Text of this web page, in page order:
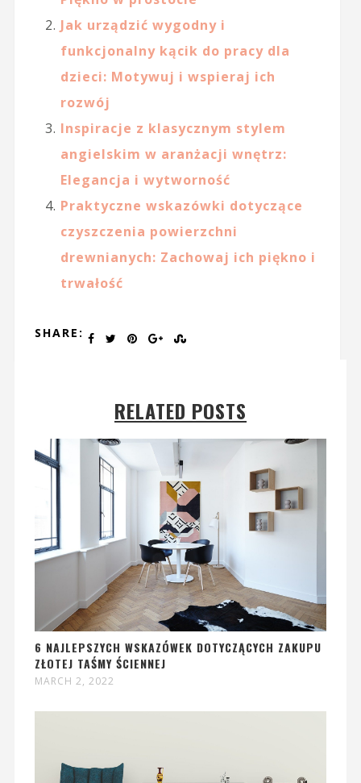
Jak urządzić wygodny i
funkcjonalny kącik do pracy dla
dzieci: Motywuj i wspieraj ich
rozwój
Inspiracje z klasycznym stylem
angielskim w aranżacji wnętrz:
Elegancja i wytworność
Praktyczne wskazówki dotyczące
czyszczenia powierzchni
drewnianych: Zachowaj ich piękno i
trwałość
SHARE:
RELATED POSTS
6 NAJLEPSZYCH WSKAZÓWEK DOTYCZĄCYCH ZAKUPU
ZŁOTEJ TAŚMY ŚCIENNEJ
MARCH 2, 2022